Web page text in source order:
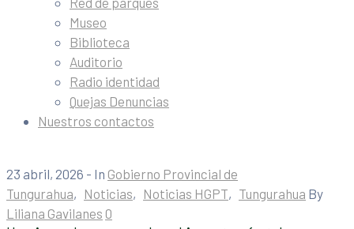
Museo
Biblioteca
Auditorio
Radio identidad
Quejas Denuncias
Nuestros contactos
23 abril, 2026 - In Gobierno Provincial de
Tungurahua‚ Noticias‚ Noticias HGPT‚ Tungurahua By
Liliana Gavilanes 0